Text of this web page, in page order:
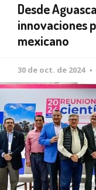
Desde
innovaciones
mexicano
30 de oct. de 2024